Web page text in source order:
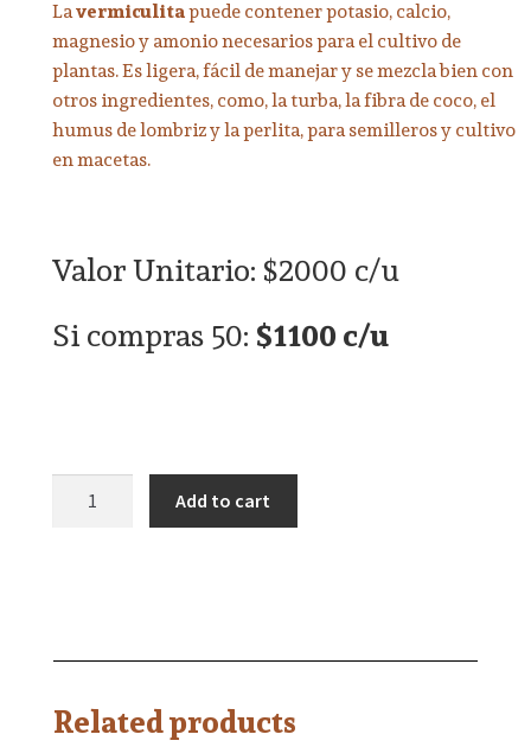
Lavermiculitapuede contener potasio, calcio,
magnesio y amonio necesarios para el cultivo de
plantas. Es ligera, fácil de manejar y se mezcla bien con
otros ingredientes, como, la turba, la fibra de coco, el
humus de lombriz y la perlita, para semilleros y cultivo
en macetas.
Valor Unitario: $2000 c/u
Si compras 50:$1100 c/u
Add to cart
Related products